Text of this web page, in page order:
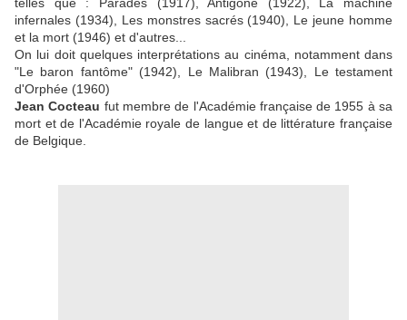
infernales (1934), Les monstres sacrés (1940), Le jeune homme
et la mort (1946) et d'autres...
On lui doit quelques interprétations au cinéma, notamment dans
"Le baron fantôme" (1942), Le Malibran (1943), Le testament
d'Orphée (1960)
Jean Cocteau fut membre de l'Académie française de 1955 à sa
mort et de l'Académie royale de langue et de littérature française
de Belgique.